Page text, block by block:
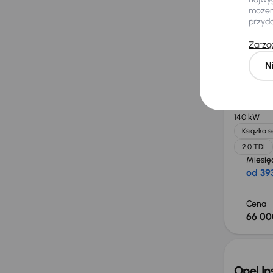
Cena
40
140 kW
Książka
2.0 TDI
od
Cena
66